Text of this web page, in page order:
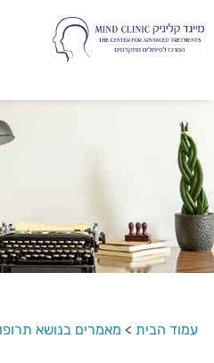
עמוד הבית > מאמרים בנושא